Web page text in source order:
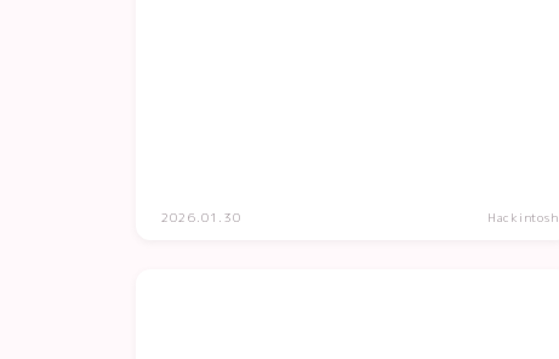
2026.01.30 Hackintosh